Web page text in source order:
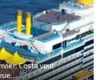
Costa veut